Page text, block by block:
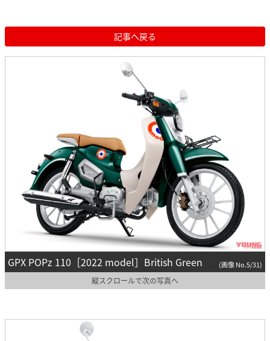
記事へ戻る
GPX POPz 110［2022 model］British Green (画像 No.5/31)
縦スクロールで次の写真へ